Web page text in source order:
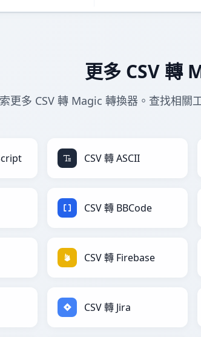
更多 CSV 轉
更多 CSV 轉 Magic 轉換器。查找相關
CSV 轉 ASCII
CSV 轉 BBCode
CSV 轉 Firebase
CSV 轉 Jira